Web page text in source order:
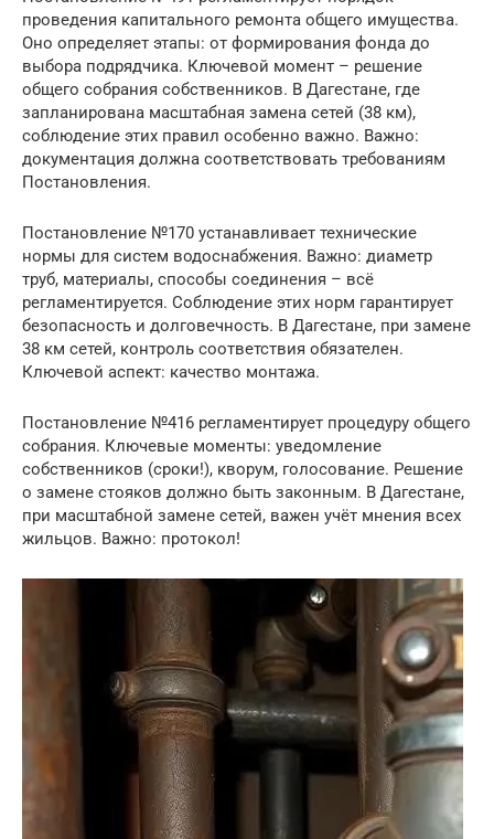
проведения капитального ремонта общего имущества.
Оно определяет этапы: от формирования фонда до
выбора подрядчика. Ключевой момент – решение
общего собрания собственников. В Дагестане, где
запланирована масштабная замена сетей (38 км),
соблюдение этих правил особенно важно. Важно:
документация должна соответствовать требованиям
Постановления.
Постановление №170 устанавливает технические
нормы для систем водоснабжения. Важно: диаметр
труб, материалы, способы соединения – всё
регламентируется. Соблюдение этих норм гарантирует
безопасность и долговечность. В Дагестане, при замене
38 км сетей, контроль соответствия обязателен.
Ключевой аспект: качество монтажа.
Постановление №416 регламентирует процедуру общего
собрания. Ключевые моменты: уведомление
собственников (сроки!), кворум, голосование. Решение
о замене стояков должно быть законным. В Дагестане,
при масштабной замене сетей, важен учёт мнения всех
жильцов. Важно: протокол!